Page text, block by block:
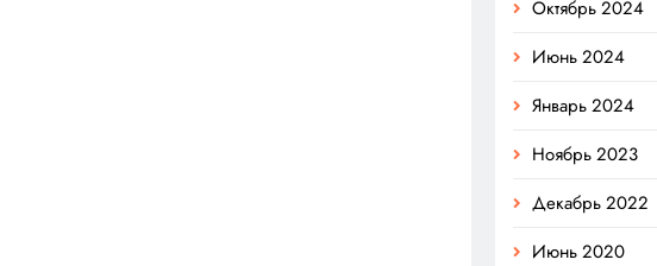
Октябрь 2024
Июнь 2024
Январь 2024
Ноябрь 2023
Декабрь 2022
Июнь 2020